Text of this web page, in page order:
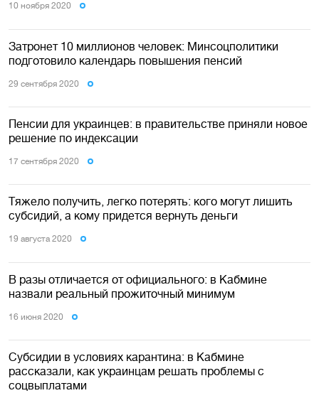
10 ноября 2020
Затронет 10 миллионов человек: Минсоцполитики
подготовило календарь повышения пенсий
29 сентября 2020
Пенсии для украинцев: в правительстве приняли новое
решение по индексации
17 сентября 2020
Тяжело получить, легко потерять: кого могут лишить
субсидий, а кому придется вернуть деньги
19 августа 2020
В разы отличается от официального: в Кабмине
назвали реальный прожиточный минимум
16 июня 2020
Субсидии в условиях карантина: в Кабмине
рассказали, как украинцам решать проблемы с
соцвыплатами